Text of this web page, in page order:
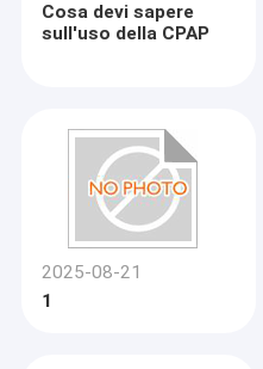
Cosa devi sapere
sull'uso della CPAP
2025-08-21
1